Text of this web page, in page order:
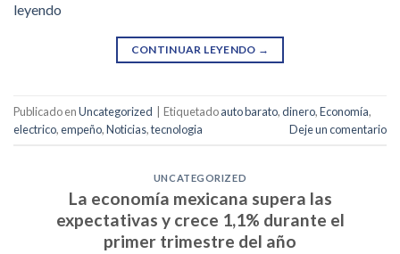
leyendo
CONTINUAR LEYENDO →
Publicado enUncategorized Etiquetadoauto barato,dinero,Economía,
electrico,empeño,Noticias,tecnologia Deje un comentario
UNCATEGORIZED
La economía mexicana supera las
expectativas y crece 1,1% durante el
primer trimestre del año